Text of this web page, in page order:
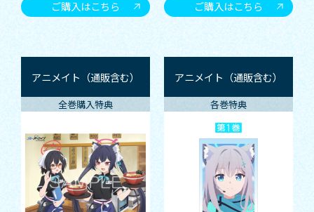
ご購入はこちら ご購入はこちら
アニメイト（通販含む）
全巻購入特典
アニメイト（通販含む）
各巻特典